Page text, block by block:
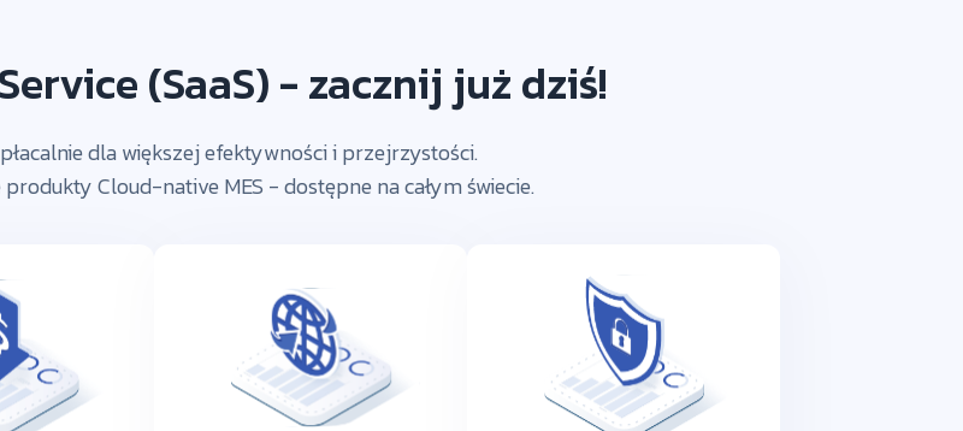
(SaaS) - zacznij już dziś!
dla większej efektywności i przejrzystości.
Cloud-native MES - dostępne na całym świecie.